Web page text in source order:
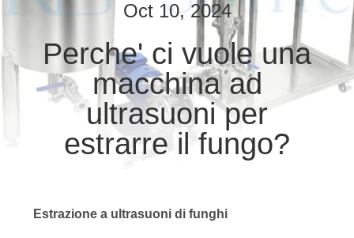
CONTROLLO
QUALITÀ
CONTATTICI
NOTIZIE
CASI
Oct 10, 2024
Perche' ci vuole una
macchina ad
ultrasuoni per
estrarre il fungo?
Estrazione a ultrasuoni di funghi